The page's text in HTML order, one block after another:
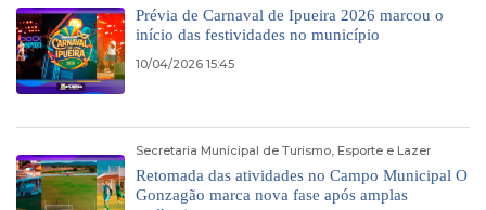
Prévia de Carnaval de Ipueira 2026 marcou o
início das festividades no município
10/04/2026 15:45
Secretaria Municipal de Turismo, Esporte e Lazer
Retomada das atividades no Campo Municipal O
Gonzagão marca nova fase após amplas